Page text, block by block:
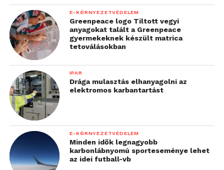
E-KÖRNYEZETVÉDELEM
Greenpeace logo Tiltott vegyi
anyagokat talált a Greenpeace
gyermekeknek készült matrica
tetoválásokban
IPAR
Drága mulasztás elhanyagolni az
elektromos karbantartást
E-KÖRNYEZETVÉDELEM
Minden idők legnagyobb
karbonlábnyomú sporteseménye lehet
az idei futball-vb